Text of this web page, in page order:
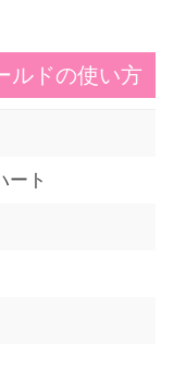
ルドの使い方
ート